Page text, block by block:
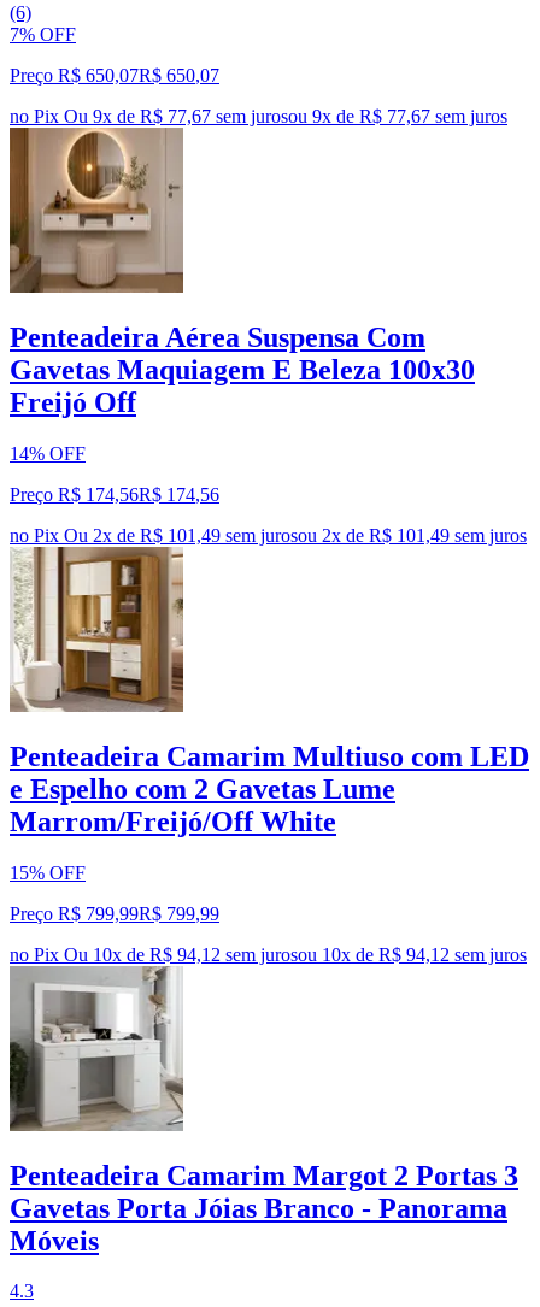
(6)
7% OFF
Preço R$ 650,07R$ 650,07
no Pix Ou 9x de R$ 77,67 sem jurosou 9x de R$ 77,67 sem juros
Penteadeira Aérea Suspensa Com
Gavetas Maquiagem E Beleza 100x30
Freijó Off
14% OFF
Preço R$ 174,56R$ 174,56
no Pix Ou 2x de R$ 101,49 sem jurosou 2x de R$ 101,49 sem juros
Penteadeira Camarim Multiuso com LED
e Espelho com 2 Gavetas Lume
Marrom/Freijó/Off White
15% OFF
Preço R$ 799,99R$ 799,99
no Pix Ou 10x de R$ 94,12 sem jurosou 10x de R$ 94,12 sem juros
Penteadeira Camarim Margot 2 Portas 3
Gavetas Porta Jóias Branco - Panorama
Móveis
4.3